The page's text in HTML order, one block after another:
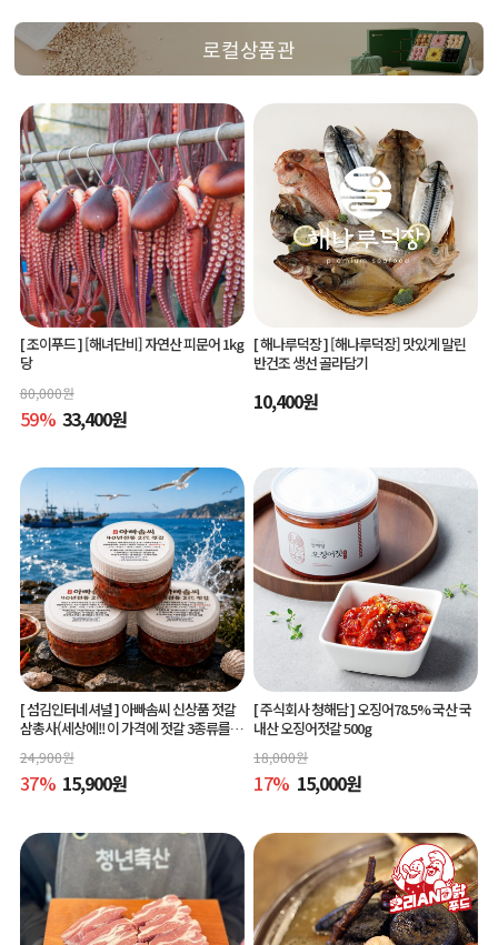
로컬상품관
[ 조이푸드 ][해녀단비] 자연산 피문어 1kg
당
80,000원
59% 33,400원
[ 해나루덕장 ][해나루덕장] 맛있게 말린
반건조 생선 골라담기
10,400원
[ 섬김인터네셔널 ]아빠솜씨 신상품 젓갈
삼총사(세상에!! 이 가격에 젓갈 3종류를?)
24,900원
37% 15,900원
[ 주식회사 청해담 ]오징어78.5% 국산 국
내산 오징어젓갈 500g
18,000원
17% 15,000원